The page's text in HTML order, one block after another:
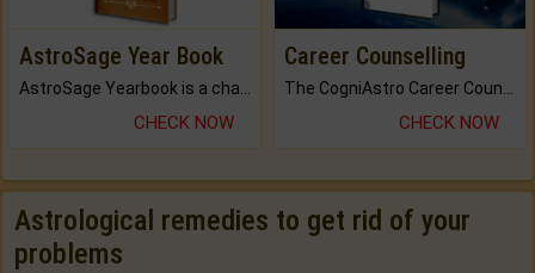
AstroSage Year Book
AstroSage Yearbook is a channel to fulfill your dreams and destiny.
CHECK NOW
Career Counselling
The CogniAstro Career Counselling Report is the most comprehensive report available on this topic.
CHECK NOW
Astrological remedies to get rid of your
problems